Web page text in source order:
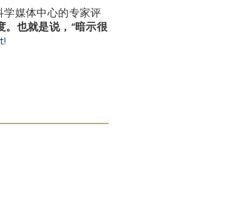
媒体中心的专家评
。也就是说， “暗示很